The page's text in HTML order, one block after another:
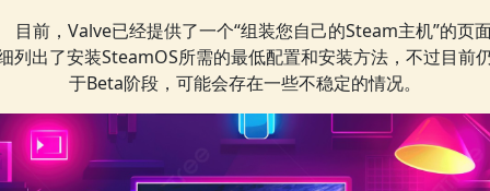
目前，Valve已经提供了一个“组装您自己的Steam主机”的页面
列出了安装SteamOS所需的最低配置和安装方法，不过目前
于Beta阶段，可能会存在一些不稳定的情况。